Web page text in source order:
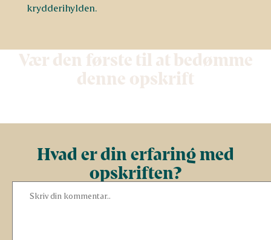
krydderihylden.
Vær den første til at bedømme
denne opskrift
Hvad er din erfaring med
opskriften?